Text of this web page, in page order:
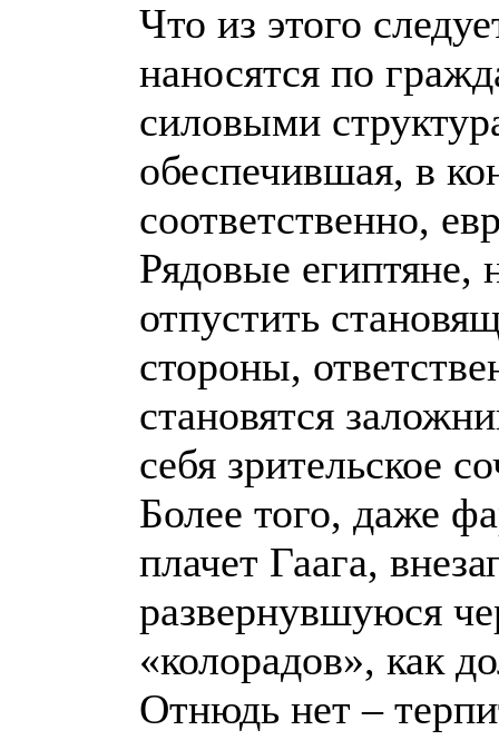
Что из этого
наносятся по
силовыми
обеспечившая, в
соответственно,
Рядовые египтяне,
отпустить
стороны,
становятся
себя зрительское
Более того, даже
плачет Гаага,
развернувшуюся
«колорадов», как
Отнюдь нет –